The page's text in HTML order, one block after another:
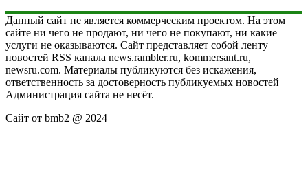
Данный сайт не является коммерческим проектом. На этом
сайте ни чего не продают, ни чего не покупают, ни какие
услуги не оказываются. Сайт представляет собой ленту
новостей RSS канала news.rambler.ru, kommersant.ru,
newsru.com. Материалы публикуются без искажения,
ответственность за достоверность публикуемых новостей
Администрация сайта не несёт.
Сайт от bmb2 @ 2024